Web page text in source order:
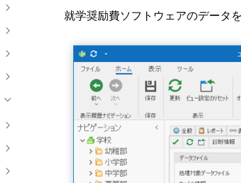
就学奨励費ソフトウェアのデータ